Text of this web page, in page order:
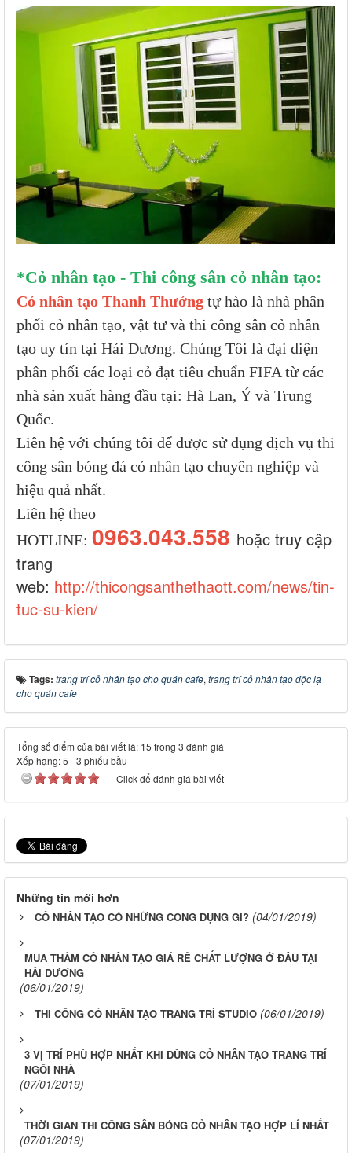
*Cỏ nhân tạo - Thi công sân cỏ nhân tạo:
Cỏ nhân tạo Thanh Thưởng tự hào là nhà phân
phối cỏ nhân tạo, vật tư và thi công sân cỏ nhân
tạo uy tín tại Hải Dương. Chúng Tôi là đại diện
phân phối các loại cỏ đạt tiêu chuẩn FIFA từ các
nhà sản xuất hàng đầu tại: Hà Lan, Ý và Trung
Quốc.
Liên hệ với chúng tôi để được sử dụng dịch vụ thi
công sân bóng đá cỏ nhân tạo chuyên nghiệp và
hiệu quả nhất.
Liên hệ theo
HOTLINE: 0963.043.558 hoặc truy cập
trang
web: http://thicongsanthethaott.com/news/tin-
tuc-su-kien/
Tags: trang trí cỏ nhân tạo cho quán cafe, trang trí cỏ nhân tạo độc lạ
cho quán cafe
Tổng số điểm của bài viết là: 15 trong 3 đánh giá
Xếp hạng:5 -3 phiếu bầu
Click để đánh giá bài viết
Những tin mới hơn
CỎ NHÂN TẠO CÓ NHỮNG CÔNG DỤNG GÌ? (04/01/2019)
MUA THẢM CỎ NHÂN TẠO GIÁ RẺ CHẤT LƯỢNG Ở ĐÂU TẠI
HẢI DƯƠNG
(06/01/2019)
THI CÔNG CỎ NHÂN TẠO TRANG TRÍ STUDIO (06/01/2019)
3 VỊ TRÍ PHÙ HỢP NHẤT KHI DÙNG CỎ NHÂN TẠO TRANG TRÍ
NGÔI NHÀ
(07/01/2019)
THỜI GIAN THI CÔNG SÂN BÓNG CỎ NHÂN TẠO HỢP LÍ NHẤT
(07/01/2019)